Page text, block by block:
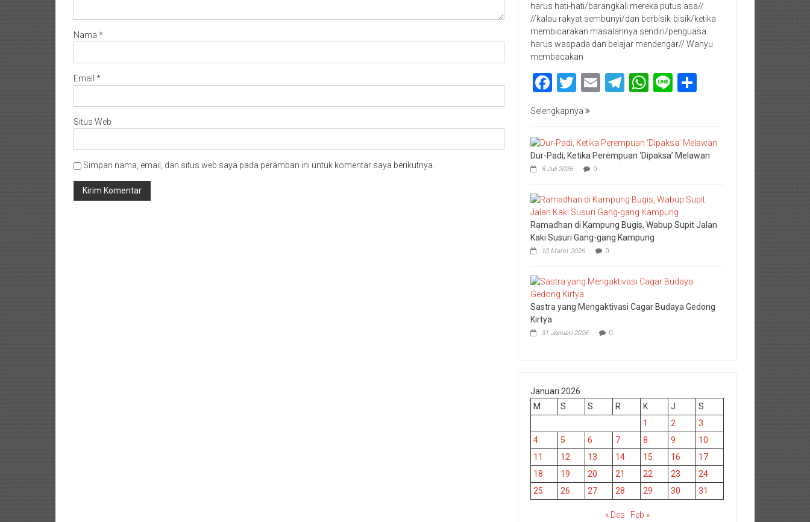
Nama *
Email *
Situs Web
Simpan nama, email, dan situs web saya pada peramban ini untuk komentar saya berikutnya.
harus hati-hati/barangkali mereka putus asa//
//kalau rakyat sembunyi/dan berbisik-bisik/ketika
membicarakan masalahnya sendiri/penguasa
harus waspada dan belajar mendengar// Wahyu
membacakan
Facebook
Twitter
EmailTelegram
WhatsApp
Line
Selengkapnya
Dur-Padi, Ketika Perempuan ‘Dipaksa’ Melawan
8 Juli 2026 0
Ramadhan di Kampung Bugis, Wabup Supit Jalan
Kaki Susuri Gang-gang Kampung
10 Maret 2026 0
Sastra yang Mengaktivasi Cagar Budaya Gedong
Kirtya
31 Januari 2026 0
Januari 2026
M
S S R K J
S
1
2
3
4
5 6 7 8 9
10
11
12 13 14 15 16
17
18
19 20 21 22 23
24
25
26 27 28 29 30 31
« Des Feb »